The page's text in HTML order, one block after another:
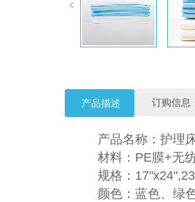
产品描述 订购信息
产品名称：护理
材料：PE膜+无
规格：
颜色：蓝色、绿